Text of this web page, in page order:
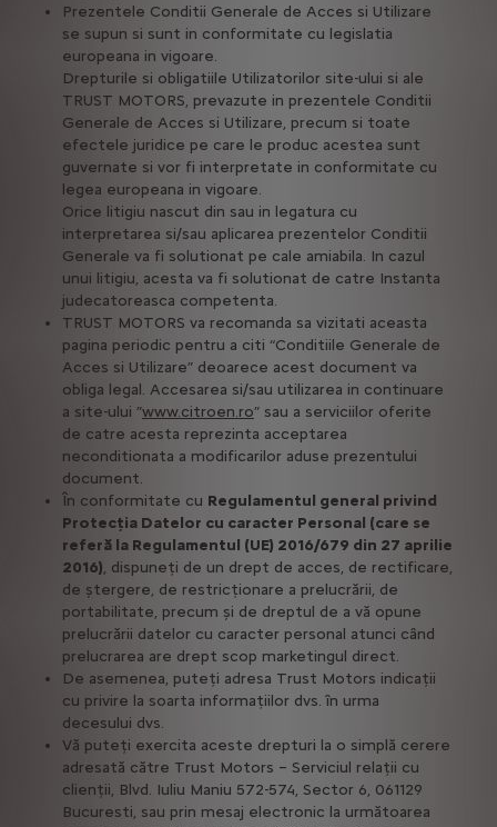
Prezentele Conditii Generale de Acces si Utilizare
se supun si sunt in conformitate cu legislatia
europeana in vigoare.
Drepturile si obligatiile Utilizatorilor site-ului si ale
TRUST MOTORS, prevazute in prezentele Conditii
Generale de Acces si Utilizare, precum si toate
efectele juridice pe care le produc acestea sunt
guvernate si vor fi interpretate in conformitate cu
legea europeana in vigoare.
Orice litigiu nascut din sau in legatura cu
interpretarea si/sau aplicarea prezentelor Conditii
Generale va fi solutionat pe cale amiabila. In cazul
unui litigiu, acesta va fi solutionat de catre Instanta
judecatoreasca competenta.
TRUST MOTORS va recomanda sa vizitati aceasta
pagina periodic pentru a citi “Conditiile Generale de
Acces si Utilizare” deoarece acest document va
obliga legal. Accesarea si/sau utilizarea in continuare
a site-ului ”www.citroen.ro” sau a serviciilor oferite
de catre acesta reprezinta acceptarea
neconditionata a modificarilor aduse prezentului
document.
În conformitate cu Regulamentul general privind
Protecția Datelor cu caracter Personal (care se
referă la Regulamentul (UE) 2016/679 din 27 aprilie
2016), dispuneți de un drept de acces, de rectificare,
de ștergere, de restricționare a prelucrării, de
portabilitate, precum și de dreptul de a vă opune
prelucrării datelor cu caracter personal atunci când
prelucrarea are drept scop marketingul direct.
De asemenea, puteți adresa Trust Motors indicații
cu privire la soarta informațiilor dvs. în urma
decesului dvs.
Vă puteți exercita aceste drepturi la o simplă cerere
adresată către Trust Motors – Serviciul relații cu
clienții, Blvd. Iuliu Maniu 572-574, Sector 6, 061129
Bucuresti, sau prin mesaj electronic la următoarea